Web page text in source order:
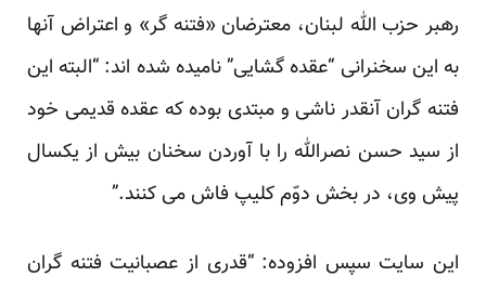
رهبر حزب الله لبنان، معترضان «فتنه گر» و اعتراض آنها
به این سخنرانی “عقده گشایی” نامیده شده اند: “البته این
فتنه گران آنقدر ناشی و مبتدی بوده که عقده قدیمی خود
از سید حسن نصرالله را با آوردن سخنان بیش از یکسال
پیش وی، در بخش دوّم کلیپ فاش می کنند.”
این سایت سپس افزوده: “قدری از عصبانیت فتنه گران